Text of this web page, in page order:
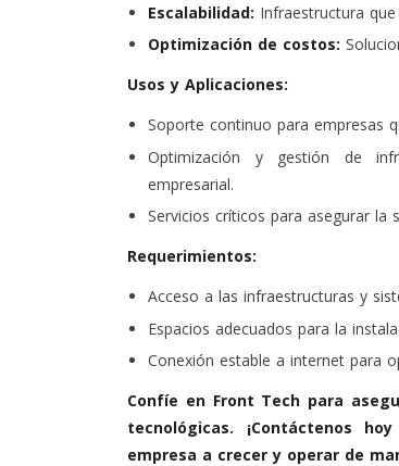
Escalabilidad: Infraestructura
Optimización de costos:
Usos y Aplicaciones:
Soporte continuo para empresas
Optimización y gestión de
empresarial.
Servicios críticos para asegurar la
Requerimientos:
Acceso a las infraestructuras y
Espacios adecuados para la
Conexión estable a internet para
Confíe en Front Tech para
tecnológicas. ¡Contáctenos
empresa a crecer y operar de